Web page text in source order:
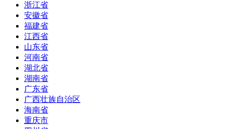
浙江省
安徽省
福建省
江西省
山东省
河南省
湖北省
湖南省
广东省
广西壮族自治区
海南省
重庆市